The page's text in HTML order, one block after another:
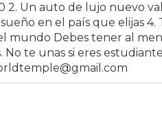
2. Un auto de lujo nuevo
en el país que elijas 4.
mundo Debes tener al
No te unas si eres